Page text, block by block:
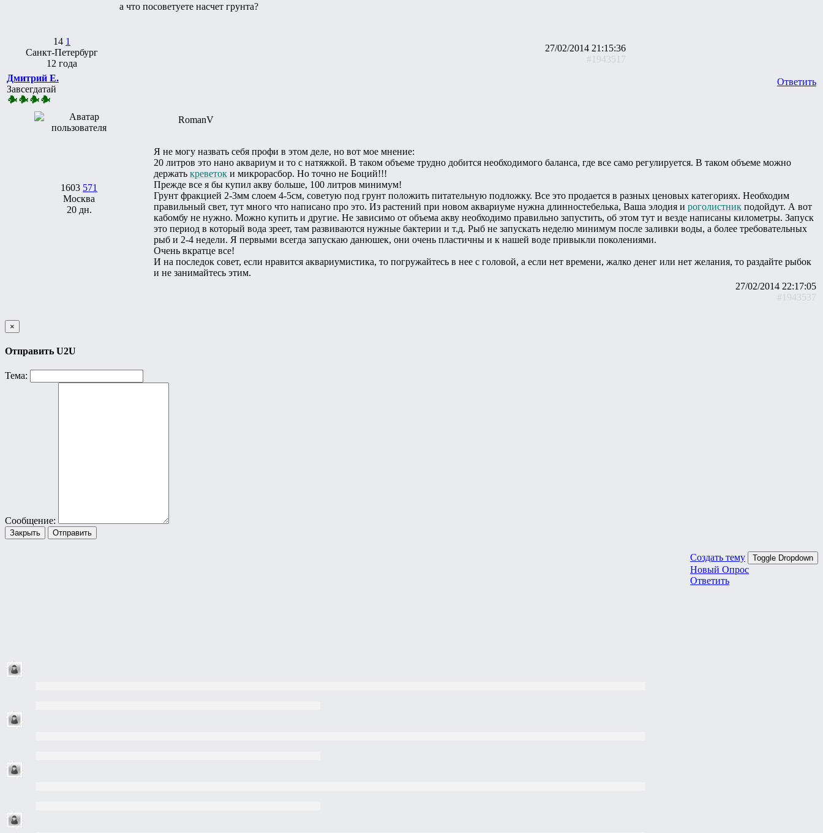
14 1
Санкт-Петербург
12 года
а что посоветуете насчет грунта?
27/02/2014 21:15:36
#1943517
Дмитрий Е.
Завсегдатай
1603 571
Москва
20 дн.
Ответить
RomanV
Я не могу назвать себя профи в этом деле, но вот мое мнение:
20 литров это нано аквариум и то с натяжкой. В таком объеме трудно добится необходимого баланса, где все само регулируется. В таком объеме можно
держать креветок и микрорасбор. Но точно не Боций!!!
Прежде все я бы купил акву больше, 100 литров минимум!
Грунт фракцией 2-3мм слоем 4-5см, советую под грунт положить питательную подложку. Все это продается в разных ценовых категориях. Необходим
правильный свет, тут много что написано про это. Из растений при новом аквариуме нужна длинностебелька, Ваша элодия и роголистник подойдут. А вот
кабомбу не нужно. Можно купить и другие. Не зависимо от объема акву необходимо правильно запустить, об этом тут и везде написаны километры. Запуск
это период в который вода зреет, там развиваются нужные бактерии и т.д. Рыб не запускать неделю минимум после заливки воды, а более требовательных
рыб и 2-4 недели. Я первыми всегда запускаю данюшек, они очень пластичны и к нашей воде привыкли поколениями.
Очень вкратце все!
И на последок совет, если нравится аквариумистика, то погружайтесь в нее с головой, а если нет времени, жалко денег или нет желания, то раздайте рыбок
и не занимайтесь этим.
27/02/2014 22:17:05
#1943537
×
Отправить U2U
Тема:
Сообщение:
Закрыть Отправить
Создать тему Toggle Dropdown
Новый Опрос
Ответить